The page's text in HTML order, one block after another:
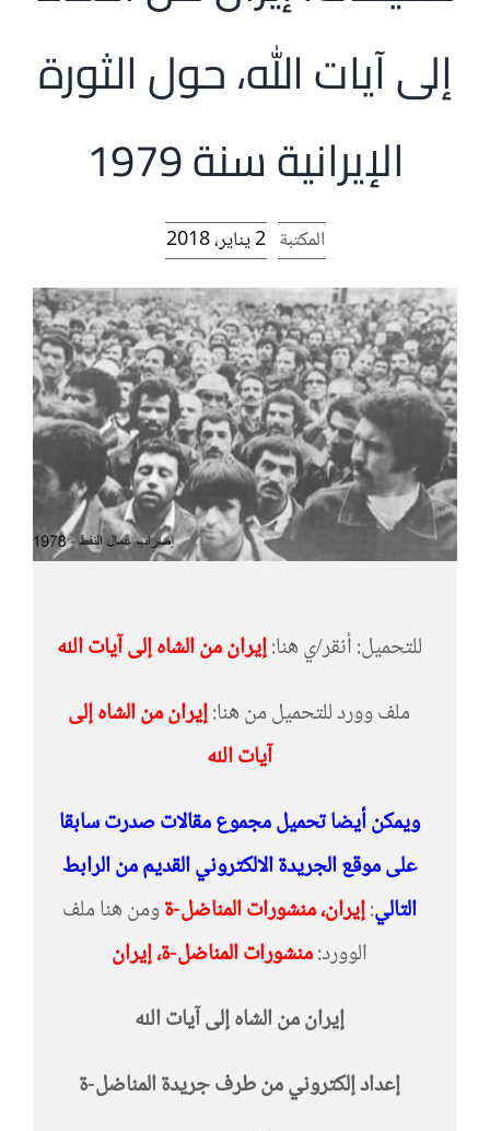
افتتاحية موقع المناضل-ة
إلى آيات الله، حول الثورة
الإيرانية سنة 1979
المكتبة 2 يناير، 2018
للتحميل: أنقر/ي هنا:إيران من الشاه إلى آيات الله
ملف وورد للتحميل من هنا:إيران من الشاه إلى
آيات الله
ويمكن أيضا تحميل مجموع مقالات صدرت سابقا
على موقع الجريدة الالكتروني القديم من الرابط
التالي:إيران، منشورات المناضل-ةومن هنا ملف
الوورد:منشورات المناضل-ة، إيران
إيران من الشاه إلى آيات الله
إعداد إلكتروني من طرف جريدة المناضل-ة